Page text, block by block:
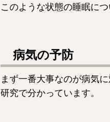
このような状態の睡眠に
病気の予防
まず一番大事なのが病気
研究で分かっています。